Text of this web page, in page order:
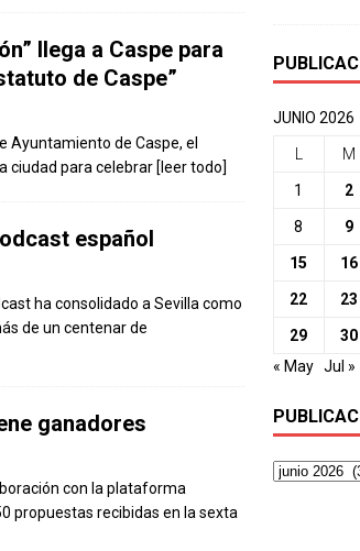
llega a Caspe para
de Caspe”
Ayuntamiento de Caspe, el
ciudad para celebrar [leer todo]
español
ha consolidado a Sevilla como
de un centenar de
ganadores
con la plataforma
propuestas recibidas en la sexta
JUNIO 2026
M
1 2
8 9
15 16
22 23
29
30
« May Jul »